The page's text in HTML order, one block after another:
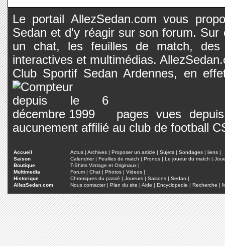
Le portail AllezSedan.com vous
Sedan et d'y réagir sur son forum.
un chat, les feuilles de match, des
interactives et multimédias.
Club Sportif Sedan Ardennes, en
pages vues
aucunement affilié au club de football
Accueil Actus | Archives | Proposer un article | Sujets | Sondages | liens |
Saison
Calendrier| Feuilles de match | Pronos | Le joueur du match |
Boutique
T-Shirts Vintage et Originaux |
Multimedia
Forum | Chat | Photos | Videos |
Historique
Chroniques du passé | Joueurs | Saisons | Sedan |
AllezSedan.com
Nous contacter| Plan du site | Aide | Encyclopedie | Recherche |